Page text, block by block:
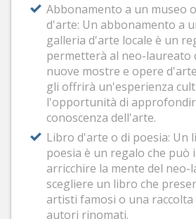
Abbonamento a un museo
d'arte: Un abbonamento a
galleria d'arte locale è un
permetterà al neo-laureato
nuove mostre e opere
gli offrirà un'esperienza
l'opportunità di
conoscenza dell'arte.
Libro d'arte o di poesia: Un
poesia è un regalo che può
arricchire la mente del neo-
scegliere un libro che
artisti famosi o una raccolta
autori rinomati.